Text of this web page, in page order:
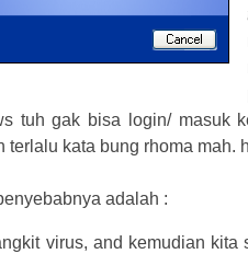
tuh gak bisa login/ masuk
terlalu kata bung rhoma mah.
adalah :
virus, and kemudian kita